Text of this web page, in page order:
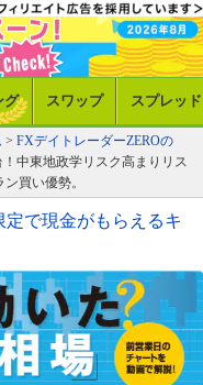
グ スワップ スプレッド
> FXデイトレーダーZEROの
！中東地政学リスク高まりリス
買い優勢。
定で現金がもらえるキ